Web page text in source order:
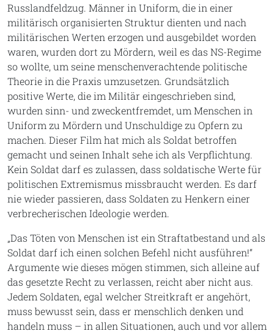
Russlandfeldzug. Männer in Uniform, die in einer
militärisch organisierten Struktur dienten und nach
militärischen Werten erzogen und ausgebildet worden
waren, wurden dort zu Mördern, weil es das NS-Regime
so wollte, um seine menschenverachtende politische
Theorie in die Praxis umzusetzen. Grundsätzlich
positive Werte, die im Militär eingeschrieben sind,
wurden sinn- und zweckentfremdet, um Menschen in
Uniform zu Mördern und Unschuldige zu Opfern zu
machen. Dieser Film hat mich als Soldat betroffen
gemacht und seinen Inhalt sehe ich als Verpflichtung.
Kein Soldat darf es zulassen, dass soldatische Werte für
politischen Extremismus missbraucht werden. Es darf
nie wieder passieren, dass Soldaten zu Henkern einer
verbrecherischen Ideologie werden.
„Das Töten von Menschen ist ein Straftatbestand und als
Soldat darf ich einen solchen Befehl nicht ausführen!“
Argumente wie dieses mögen stimmen, sich alleine auf
das gesetzte Recht zu verlassen, reicht aber nicht aus.
Jedem Soldaten, egal welcher Streitkraft er angehört,
muss bewusst sein, dass er menschlich denken und
handeln muss – in allen Situationen, auch und vor allem